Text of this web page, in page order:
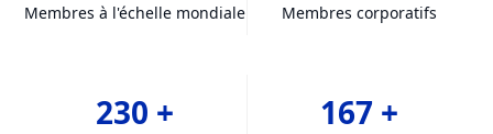
Membres à l'échelle mondiale Membres corporatifs
230 + 167 +